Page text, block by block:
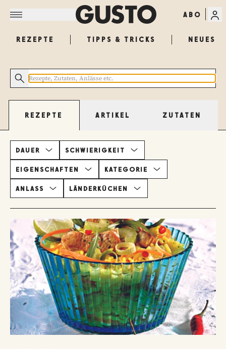
ABO
REZEPTE TIPPS & TRICKS NEUES
REZEPTE ARTIKEL ZUTATEN
DAUER SCHWIERIGKEIT
EIGENSCHAFTEN KATEGORIE
ANLASS LÄNDERKÜCHEN